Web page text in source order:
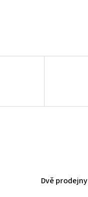
Dvě prodejny